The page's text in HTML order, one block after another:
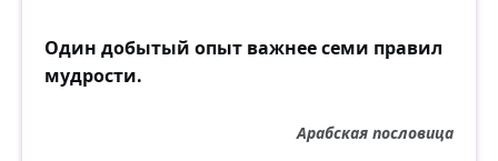
Один добытый опыт важнее семи правил
мудрости.
Арабская пословица